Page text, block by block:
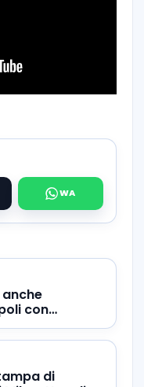
anche
con
il Milan
di